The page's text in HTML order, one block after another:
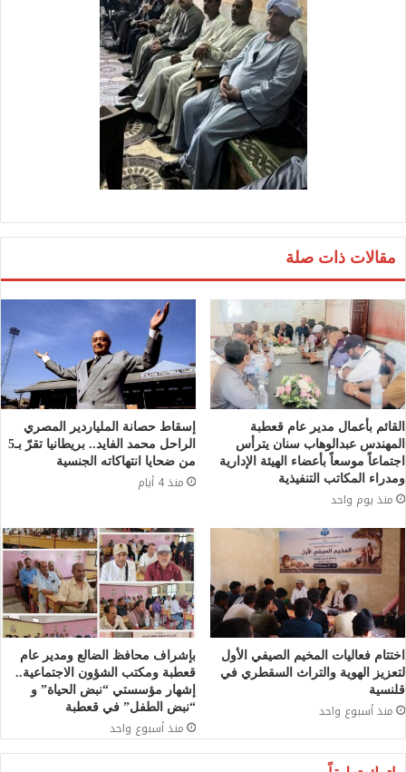
مقالات ذات صلة
القائم بأعمال مدير عام قعطبة
المهندس عبدالوهاب سنان يترأس
اجتماعاً موسعاً بأعضاء الهيئة الإدارية
ومدراء المكاتب التنفيذية
منذ يوم واحد
إسقاط حصانة الملياردير المصري
الراحل محمد الفايد.. بريطانيا تقرّ بـ5
من ضحايا انتهاكاته الجنسية
منذ 4 أيام
اختتام فعاليات المخيم الصيفي الأول
لتعزيز الهوية والتراث السقطري في
قلنسية
منذ أسبوع واحد
بإشراف محافظ الضالع ومدير عام
قعطبة ومكتب الشؤون الاجتماعية..
إشهار مؤسستي “نبض الحياة” و
“نبض الطفل” في قعطبة
منذ أسبوع واحد